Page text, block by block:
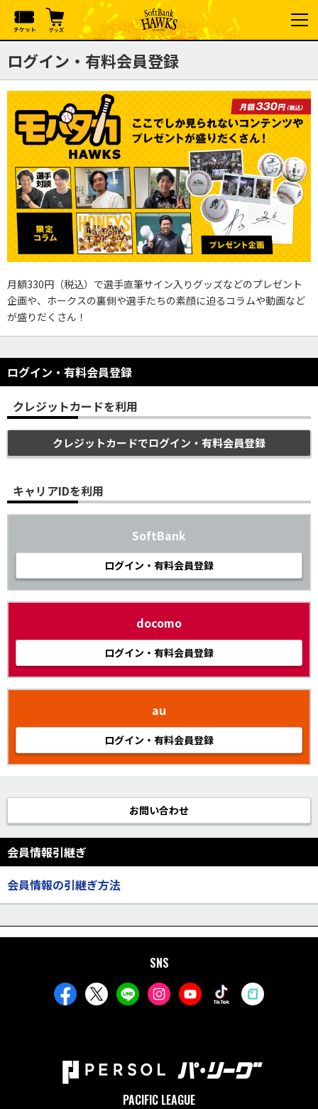
ログイン・有料会員登録
月額330円（税込）で選手直筆サイン入りグッズなどのプレゼント
企画や、ホークスの裏側や選手たちの素顔に迫るコラムや動画など
が盛りだくさん！
ログイン・有料会員登録
クレジットカードを利用
クレジットカードでログイン・有料会員登録
キャリアIDを利用
SoftBank
ログイン・有料会員登録
docomo
ログイン・有料会員登録
au
ログイン・有料会員登録
お問い合わせ
会員情報引継ぎ
会員情報の引継ぎ方法
SNS
PACIFIC LEAGUE